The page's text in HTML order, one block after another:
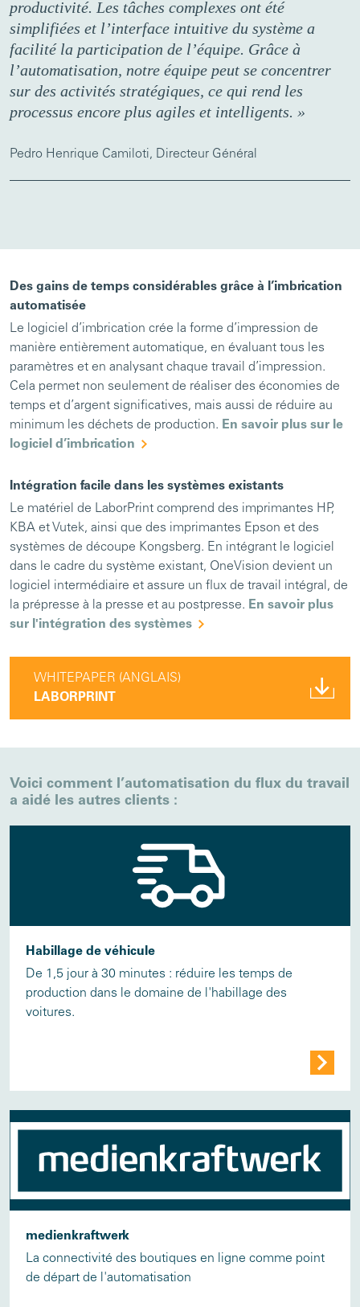
productivité. Les tâches complexes ont été
simplifiées et l’interface intuitive du système a
facilité la participation de l’équipe. Grâce à
l’automatisation, notre équipe peut se concentrer
sur des activités stratégiques, ce qui rend les
processus encore plus agiles et intelligents. »
Pedro Henrique Camiloti, Directeur Général
Des gains de temps considérables grâce à l’imbrication
automatisée
Le logiciel d’imbrication crée la forme d’impression de
manière entièrement automatique, en évaluant tous les
paramètres et en analysant chaque travail d’impression.
Cela permet non seulement de réaliser des économies de
temps et d’argent significatives, mais aussi de réduire au
minimum les déchets de production. En savoir plus sur le
logiciel d’imbrication
Intégration facile dans les systèmes existants
Le matériel de LaborPrint comprend des imprimantes HP,
KBA et Vutek, ainsi que des imprimantes Epson et des
systèmes de découpe Kongsberg. En intégrant le logiciel
dans le cadre du système existant, OneVision devient un
logiciel intermédiaire et assure un flux de travail intégral, de
la prépresse à la presse et au postpresse. En savoir plus
sur l'intégration des systèmes
WHITEPAPER (ANGLAIS)
LABORPRINT
Voici comment l’automatisation du flux du travail
a aidé les autres clients :
Habillage de véhicule
De 1,5 jour à 30 minutes : réduire les temps de
production dans le domaine de l'habillage des
voitures.
medienkraftwerk
La connectivité des boutiques en ligne comme point
de départ de l'automatisation